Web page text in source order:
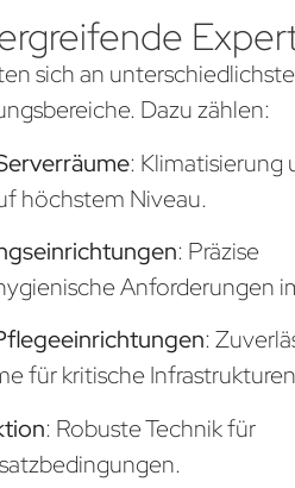
sich an unterschiedlichste
Dazu zählen:
: Klimatisierung
höchstem Niveau.
: Präzise
Anforderungen
:
für kritische
: Robuste Technik für